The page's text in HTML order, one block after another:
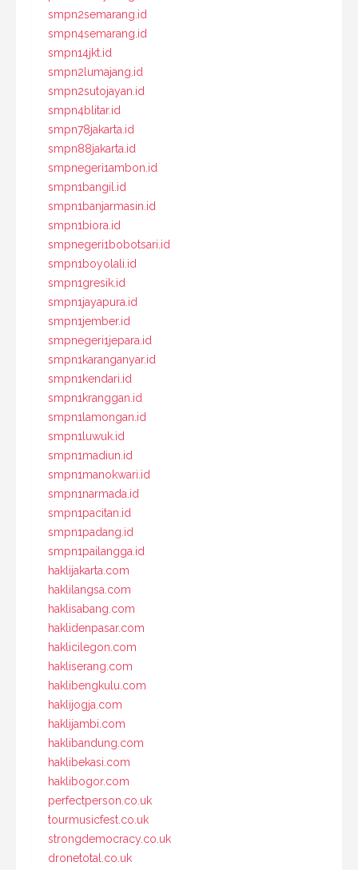
smpn2semarang.id
smpn4semarang.id
smpn14jkt.id
smpn2lumajang.id
smpn2sutojayan.id
smpn4blitar.id
smpn78jakarta.id
smpn88jakarta.id
smpnegeri1ambon.id
smpn1bangil.id
smpn1banjarmasin.id
smpn1biora.id
smpnegeri1bobotsari.id
smpn1boyolali.id
smpn1gresik.id
smpn1jayapura.id
smpn1jember.id
smpnegeri1jepara.id
smpn1karanganyar.id
smpn1kendari.id
smpn1kranggan.id
smpn1lamongan.id
smpn1luwuk.id
smpn1madiun.id
smpn1manokwari.id
smpn1narmada.id
smpn1pacitan.id
smpn1padang.id
smpn1pailangga.id
haklijakarta.com
haklilangsa.com
haklisabang.com
haklidenpasar.com
haklicilegon.com
hakliserang.com
haklibengkulu.com
haklijogja.com
haklijambi.com
haklibandung.com
haklibekasi.com
haklibogor.com
perfectperson.co.uk
tourmusicfest.co.uk
strongdemocracy.co.uk
dronetotal.co.uk